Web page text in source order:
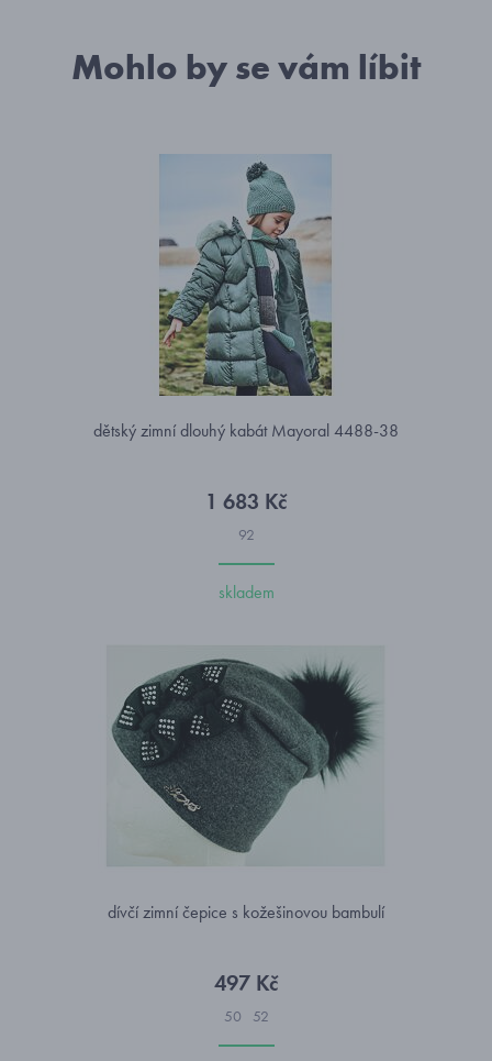
Mohlo by se vám líbit
dětský zimní dlouhý kabát Mayoral 4488-38
1 683 Kč
92
skladem
dívčí zimní čepice s kožešinovou bambulí
497 Kč
50 52